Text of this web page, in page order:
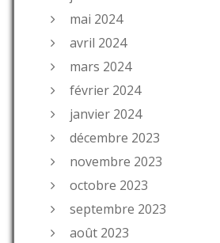
mai 2024
avril 2024
mars 2024
février 2024
janvier 2024
décembre 2023
novembre 2023
octobre 2023
septembre 2023
août 2023